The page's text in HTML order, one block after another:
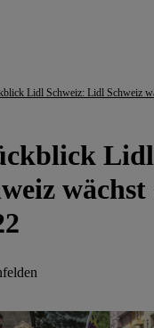
Lidl Schweiz: Lidl Schweiz